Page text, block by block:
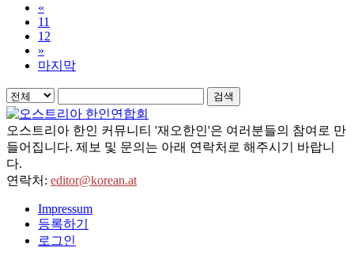
«
11
12
»
마지막
검색
오스트리아 한인 커뮤니티 '재오한인'은 여러분들의 참여로 만
들어집니다. 제보 및 문의는 아래 연락처로 해주시기 바랍니
다.
연락처: editor@korean.at
Impressum
등록하기
로그인